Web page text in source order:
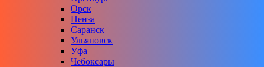
Орск
Пенза
Саранск
Ульяновск
Уфа
Чебоксары